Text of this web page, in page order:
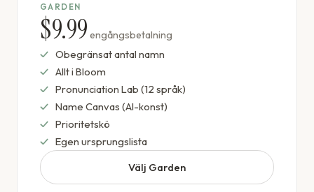
GARDEN
$9.99 engångsbetalning
Obegränsat antal namn
Allt i Bloom
Pronunciation Lab (12 språk)
Name Canvas (AI-konst)
Prioritetskö
Egen ursprungslista
Välj Garden